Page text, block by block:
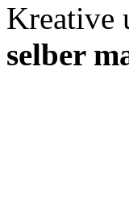
Kreative
selber